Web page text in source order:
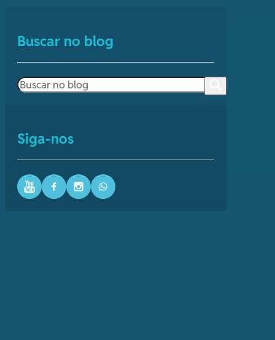
Buscar no blog
Pesquisar
Siga-nos
YoutubeFacebookInstagramWhatsApp